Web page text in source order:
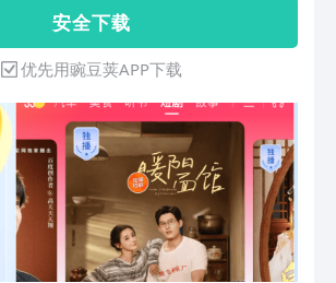
能搜，语音就能问，复杂问题也能快速理
解。 【常用工具更齐全】扫一扫、识
图、提取文字等工具一站直达，日常使用
更省事。 【新增功能更实用】 新增听资
讯、听视频、刷漫剧，视听体验全面升
级，功能更丰富。 【极速搜索更高效】
简约搜索框，轻量设计，体验更流畅，结
果更清晰。 【精选内容更懂你】 实时新
闻、资讯视频、热门评论不间断，定制推
荐更精准。 （界面简洁更轻快】 资讯分
类标签，搭配简约搜索栏设计，更快进入
安 全 下 载
优先用豌豆荚APP下载